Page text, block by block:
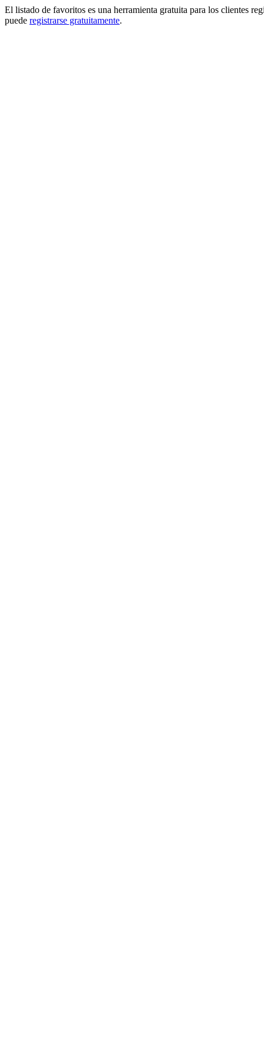
El listado de favoritos es una herramienta gratuita para los clientes
puede registrarse gratuitamente.